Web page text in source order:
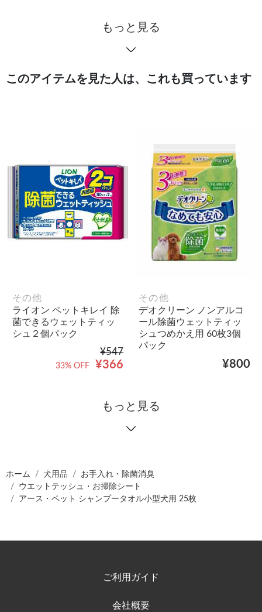
もっと見る
このアイテムを見た人は、これも買っています
その他
ライオン ペットキレイ 除
菌できるウェットティッ
シュ２個パック
¥547
¥366
33% OFF
その他
デオクリーン ノンアルコ
ール除菌ウェットティッ
シュつめかえ用 60枚3個
パック
¥800
もっと見る
ホーム 犬用品
お手入れ・除菌消臭
ウエットテッシュ・お掃除シート
アース・ペット シャンプータオル小型犬用 25枚
ご利用ガイド
会社概要